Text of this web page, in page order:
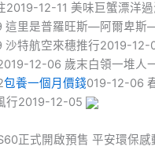
2019-12-11 美味巨蟹漂洋
這里是普羅旺斯—阿爾卑斯
沙特航空來穗推行2019-12-
12-06 歲末白領一堆人
包養一個月價錢019-12-06
行2019-12-05
正式開啟預售 平安環保感